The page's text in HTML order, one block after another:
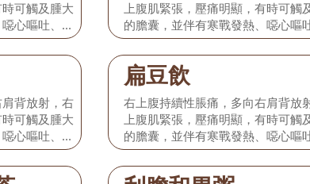
可觸及腫大
心嘔吐、口
出現黃疸，
本型相當於
發作時，應
不測。 一
下，配合如
上腹肌緊張，壓痛明顯，有時可觸
的膽囊，並伴有寒戰發熱、噁心嘔
渴尿赤、大便秘結，部分患者出現
舌紅苔黃膩，脈弦滑而數。 本型相
化膿性、壞疽性膽囊炎，急性發作
及時前往醫院積極就治，以防不測。
般在病情基本得到控制的情況下，
下飲食療法。
背放射，右
可觸及腫大
心嘔吐、口
出現黃疸，
本型相當於
扁豆飲
右上腹持續性脹痛，多向右肩背放
上腹肌緊張，壓痛明顯，有時可觸
的膽囊，並伴有寒戰發熱、噁心嘔
渴尿赤、大便秘結，部分患者出現
舌紅苔黃膩，脈弦滑而數。 本型相